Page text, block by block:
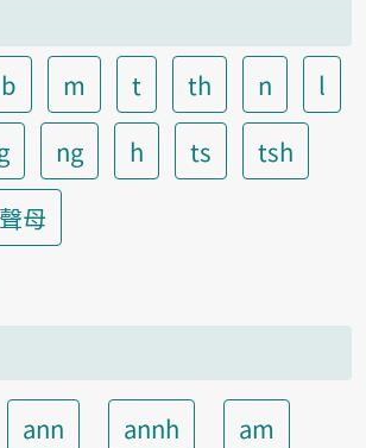
b m t th n
l
ng h ts
tsh
母
ann annh
am